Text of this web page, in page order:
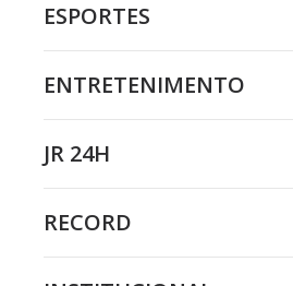
ESPORTES
ENTRETENIMENTO
JR 24H
RECORD